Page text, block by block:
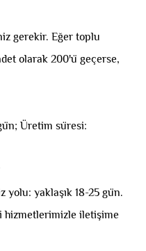
gerekir. Eğer toplu
olarak 200'ü geçerse,
Üretim süresi:
yolu: yaklaşık 18-25 gün.
hizmetlerimizle iletişime